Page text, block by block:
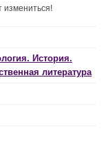
измениться!
История.
литература